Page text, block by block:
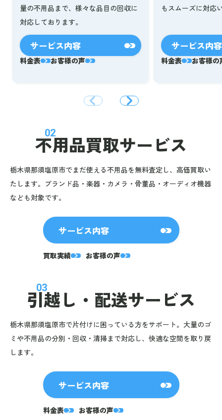
量の不用品まで、様々な品目の回収に
対応しております。
サービス内容
料金表 お客様の声
もスムーズに対応
サービス内容
料金表 お客様の
02
不用品買取サービス
栃木県那須塩原市でまだ使える不用品を無料査定し、高価買取い
たします。ブランド品・楽器・カメラ・骨董品・オーディオ機器
なども対象です。
サービス内容
買取実績 お客様の声
03
引越し・ 配送サービス
栃木県那須塩原市で片付けに困っている方をサポート。大量のゴ
ミや不用品の分別・回収・清掃まで対応し、快適な空間を取り戻
します。
サービス内容
料金表 お客様の声